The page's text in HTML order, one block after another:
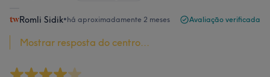
Romli Sidik•há aproximadamente 2 meses Avaliação verificada
Mostrar resposta do centro...